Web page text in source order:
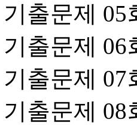
출문제 05
출문제 06
출문제 07
출문제 08